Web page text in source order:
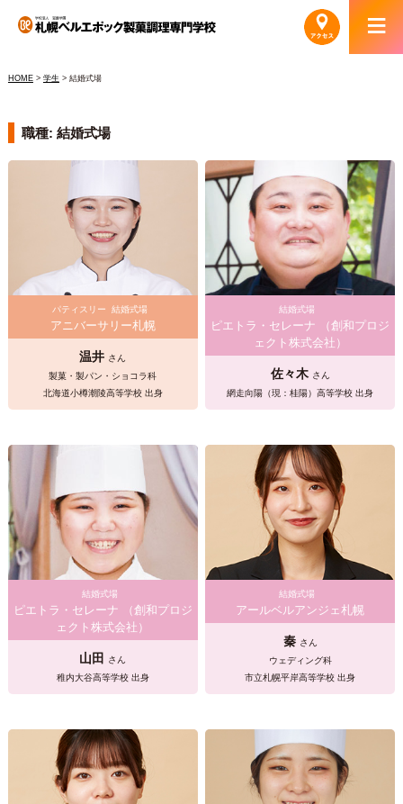
HOME> 学生 > 結婚式場
職種: 結婚式場
パティスリー 結婚式場
アニバーサリー札幌
温井 さん
製菓・製パン・ショコラ科
北海道小樽潮陵高等学校 出身
結婚式場
ピエトラ・セレーナ （創和プロジ
ェクト株式会社）
佐々木 さん
網走向陽（現：桂陽）高等学校 出身
結婚式場
ピエトラ・セレーナ （創和プロジ
ェクト株式会社）
山田
さん
稚内大谷高等学校 出身
結婚式場
アールベルアンジェ札幌
秦 さん
ウェディング科
市立札幌平岸高等学校 出身